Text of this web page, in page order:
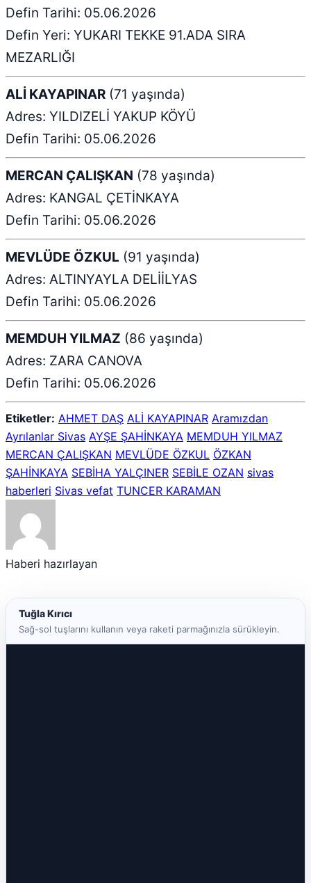
Defin Tarihi: 05.06.2026
Defin Yeri: YUKARI TEKKE 91.ADA SIRA
MEZARLIĞI
ALİ KAYAPINAR (71 yaşında)
Adres: YILDIZELİ YAKUP KÖYÜ
Defin Tarihi: 05.06.2026
MERCAN ÇALIŞKAN (78 yaşında)
Adres: KANGAL ÇETİNKAYA
Defin Tarihi: 05.06.2026
MEVLÜDE ÖZKUL (91 yaşında)
Adres: ALTINYAYLA DELİİLYAS
Defin Tarihi: 05.06.2026
MEMDUH YILMAZ (86 yaşında)
Adres: ZARA CANOVA
Defin Tarihi: 05.06.2026
Etiketler: AHMET DAŞ ALİ KAYAPINAR Aramızdan
Ayrılanlar Sivas AYŞE ŞAHİNKAYA MEMDUH YILMAZ
MERCAN ÇALIŞKAN MEVLÜDE ÖZKUL ÖZKAN
ŞAHİNKAYA SEBİHA YALÇINER SEBİLE OZAN sivas
haberleri Sivas vefat TUNCER KARAMAN
Haberi hazırlayan
Tuğla Kırıcı
Sağ-sol tuşlarını kullanın veya raketi parmağınızla sürükleyin.